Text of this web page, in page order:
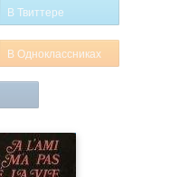
В Твиттере
В Одноклассниках